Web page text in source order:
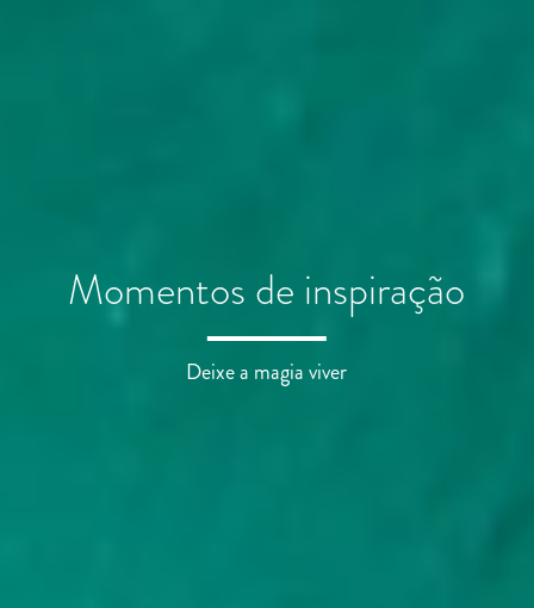
Momentos de inspiração
Deixe a magia viver
Momentos de amor
Aprecie hoje, para sempre
Momentos de parentesco
A alegria da união